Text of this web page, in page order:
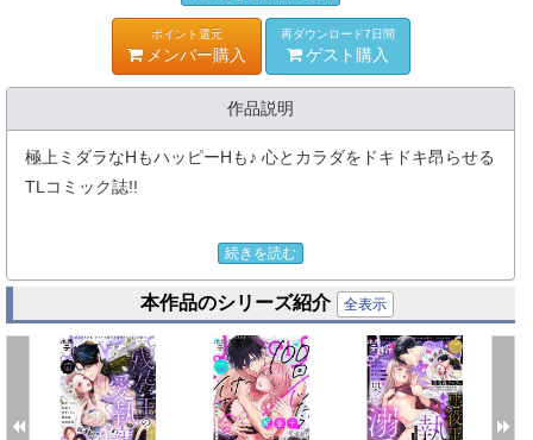
ポイント還元
メンバー購入
再ダウンロード7日間
ゲスト購入
作品説明
極上ミダラなHもハッピーHも♪ 心とカラダをドキドキ昂らせる
TLコミック誌!!
赤ベン
『絶倫社長のやみつきオーガズム
XL級の極甘ピストンで何度も何度も×××っ…!!』
「もっと知りたい？」なんていわれたら――…!!
気付けばイケメン社長・檜山に迫られていたまつば。
続きを読む
本作品のシリーズ紹介 全表示